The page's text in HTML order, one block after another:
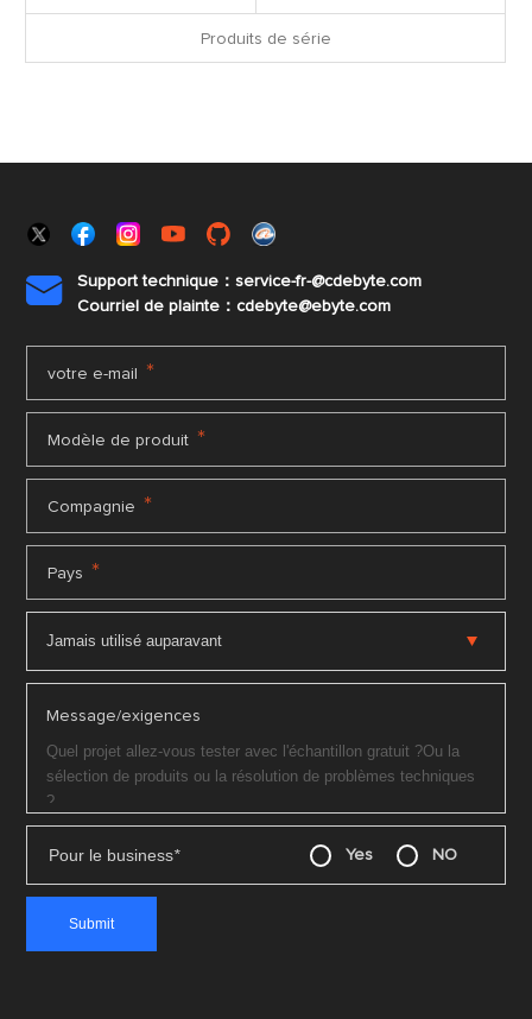
Produits de série

Support technique：service-fr-@cdebyte.com
Courriel de plainte：cdebyte@ebyte.com
votre e-mail *
Modèle de produit *
Compagnie *
Pays *
Message/exigences
Pour le business* Yes NO